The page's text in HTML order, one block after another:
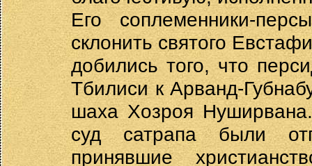
Его соплеменники-
склонить святого
добились того, что
Тбилиси к Арванд-
шаха Хозроя
суд сатрапа были
принявшие